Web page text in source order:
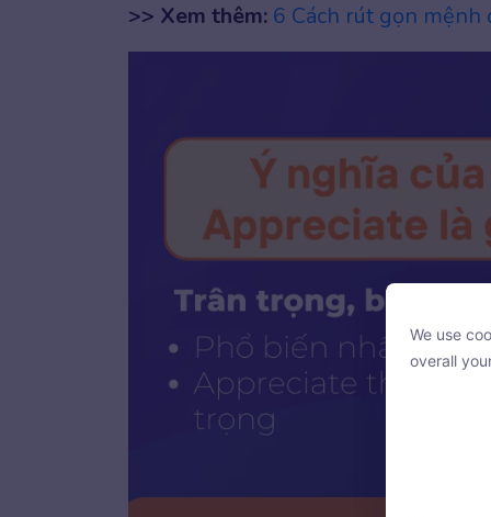
>> Xem thêm: 6 Cách rút gọn
overall
We use
overall